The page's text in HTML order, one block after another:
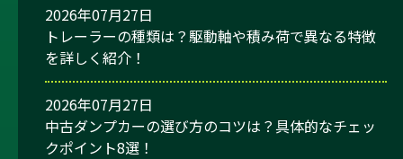
2026年07月27日
トレーラーの種類は？駆動軸や積み荷で異なる特徴
を詳しく紹介！
2026年07月27日
中古ダンプカーの選び方のコツは？具体的なチェッ
クポイント8選！